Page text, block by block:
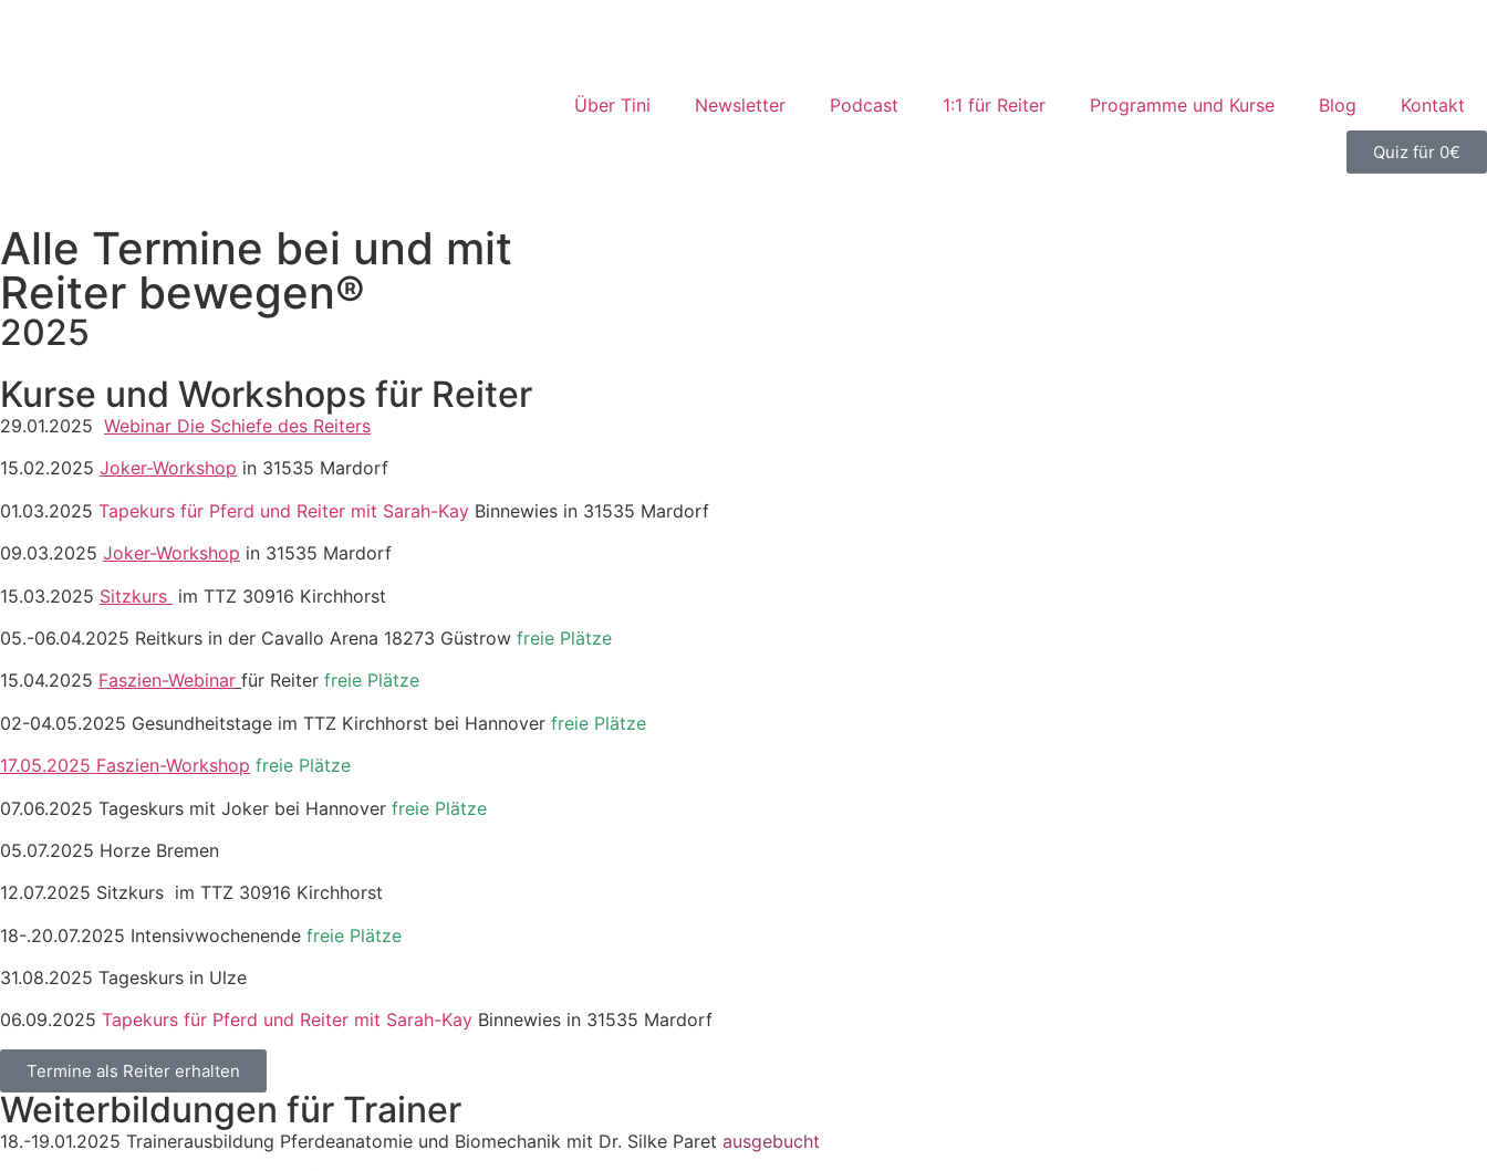
Über Tini Newsletter Podcast 1:1 für Reiter Programme und Kurse Blog Kontakt
Quiz für 0€
Alle Termine bei und mit
Reiter bewegen®
2025
Kurse und Workshops für Reiter
29.01.2025 Webinar Die Schiefe des Reiters
15.02.2025 Joker-Workshop in 31535 Mardorf
01.03.2025 Tapekurs für Pferd und Reiter mit Sarah-Kay Binnewies in 31535 Mardorf
09.03.2025 Joker-Workshop in 31535 Mardorf
15.03.2025 Sitzkurs im TTZ 30916 Kirchhorst
05.-06.04.2025 Reitkurs in der Cavallo Arena 18273 Güstrow freie Plätze
15.04.2025 Faszien-Webinar für Reiter freie Plätze
02-04.05.2025 Gesundheitstage im TTZ Kirchhorst bei Hannover freie Plätze
17.05.2025 Faszien-Workshop freie Plätze
07.06.2025 Tageskurs mit Joker bei Hannover freie Plätze
05.07.2025 Horze Bremen
12.07.2025 Sitzkurs im TTZ 30916 Kirchhorst
18-.20.07.2025 Intensivwochenende freie Plätze
31.08.2025 Tageskurs in Ulze
06.09.2025 Tapekurs für Pferd und Reiter mit Sarah-Kay Binnewies in 31535 Mardorf
Termine als Reiter erhalten
Weiterbildungen für Trainer
18.-19.01.2025 Trainerausbildung Pferdeanatomie und Biomechanik mit Dr. Silke Paret ausgebucht